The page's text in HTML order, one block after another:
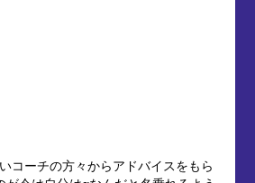
コーチの方々からアドバイスをもら